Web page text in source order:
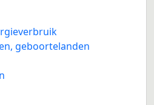
geboortelanden